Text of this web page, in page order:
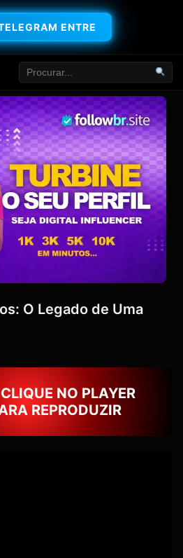
ENTRE
O Legado de Uma
NO PLAYER
REPRODUZIR